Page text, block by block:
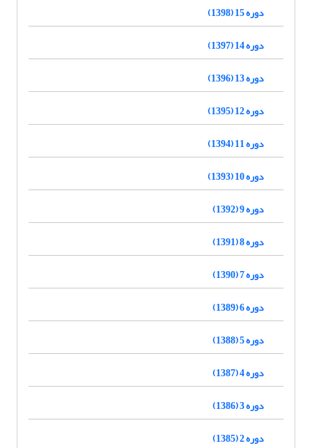
دوره 15 (1398)
دوره 14 (1397)
دوره 13 (1396)
دوره 12 (1395)
دوره 11 (1394)
دوره 10 (1393)
دوره 9 (1392)
دوره 8 (1391)
دوره 7 (1390)
دوره 6 (1389)
دوره 5 (1388)
دوره 4 (1387)
دوره 3 (1386)
دوره 2 (1385)